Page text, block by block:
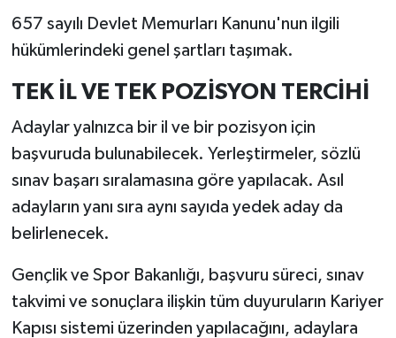
657 sayılı Devlet Memurları Kanunu'nun ilgili
hükümlerindeki genel şartları taşımak.
TEK İL VE TEK POZİSYON TERCİHİ
Adaylar yalnızca bir il ve bir pozisyon için
başvuruda bulunabilecek. Yerleştirmeler, sözlü
sınav başarı sıralamasına göre yapılacak. Asıl
adayların yanı sıra aynı sayıda yedek aday da
belirlenecek.
Gençlik ve Spor Bakanlığı, başvuru süreci, sınav
takvimi ve sonuçlara ilişkin tüm duyuruların Kariyer
Kapısı sistemi üzerinden yapılacağını, adaylara